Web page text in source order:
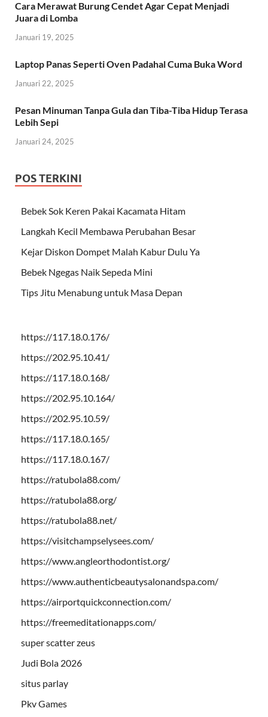
Cara Merawat Burung Cendet Agar Cepat Menjadi
Juara di Lomba
Januari 19, 2025
Laptop Panas Seperti Oven Padahal Cuma Buka Word
Januari 22, 2025
Pesan Minuman Tanpa Gula dan Tiba-Tiba Hidup Terasa
Lebih Sepi
Januari 24, 2025
POS TERKINI
Bebek Sok Keren Pakai Kacamata Hitam
Langkah Kecil Membawa Perubahan Besar
Kejar Diskon Dompet Malah Kabur Dulu Ya
Bebek Ngegas Naik Sepeda Mini
Tips Jitu Menabung untuk Masa Depan
https://117.18.0.176/
https://202.95.10.41/
https://117.18.0.168/
https://202.95.10.164/
https://202.95.10.59/
https://117.18.0.165/
https://117.18.0.167/
https://ratubola88.com/
https://ratubola88.org/
https://ratubola88.net/
https://visitchampselysees.com/
https://www.angleorthodontist.org/
https://www.authenticbeautysalonandspa.com/
https://airportquickconnection.com/
https://freemeditationapps.com/
super scatter zeus
Judi Bola 2026
situs parlay
Pkv Games